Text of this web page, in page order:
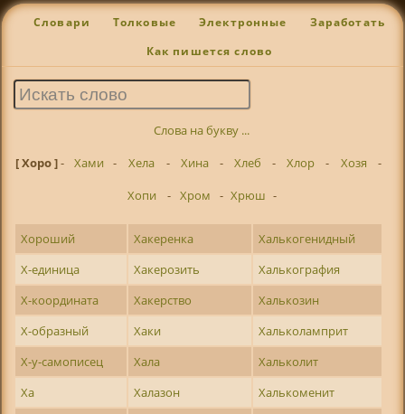
Словари Толковые Электронные Заработать
Как пишется слово
Слова на букву ...
[ Хоро ]- Хами - Хела - Хина - Хлеб - Хлор - Хозя
-
Хопи
- Хром - Хрюш -
Хороший Хакеренка
Халькогенидный
Х-единица
Хакерозить
Халькография
Х-координата
Хакерство
Халькозин
Х-образный
Хаки
Хальколамприт
Х-у-самописец
Хала
Хальколит
Ха
Халазон
Халькоменит